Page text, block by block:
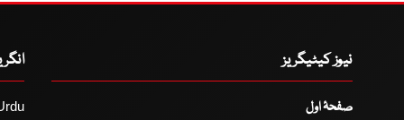
نیوز کیٹیگریز
صفحۂ اول